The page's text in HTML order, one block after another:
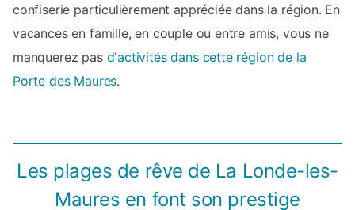
confiserie particulièrement appréciée dans la région. En
vacances en famille, en couple ou entre amis, vous ne
manquerez pas d'activités dans cette région de la
Porte des Maures.
Les plages de rêve de La Londe-les-
Maures en font son prestige